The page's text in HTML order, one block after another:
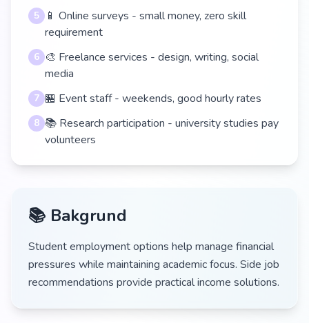
5
📱 Online surveys - small money, zero skill
requirement
6 🎨 Freelance services - design, writing, social
media
7 🏪 Event staff - weekends, good hourly rates
8 📚 Research participation - university studies pay
volunteers
📚 Bakgrund
Student employment options help manage financial
pressures while maintaining academic focus. Side job
recommendations provide practical income solutions.